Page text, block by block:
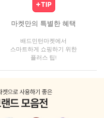
마켓만의 특별한 혜택
배드민턴마켓에서
스마트하게 쇼핑하기 위한
플러스 팁!